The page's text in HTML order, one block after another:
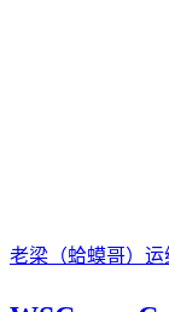
老梁（蛤蟆哥） 运